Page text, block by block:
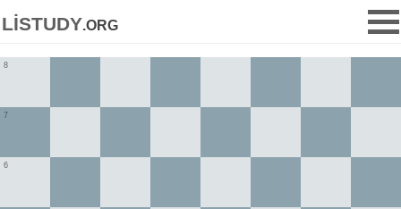
listudy.org
6
7
8